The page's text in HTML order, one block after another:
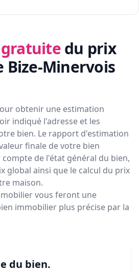
du prix
Bize-Minervois
obtenir une estimation
indiqué l'adresse et les
bien. Le rapport d'estimation
finale de votre bien
de l'état général du bien,
global ainsi que le calcul du prix
maison.
vous feront une
immobilier plus précise par la
du bien.